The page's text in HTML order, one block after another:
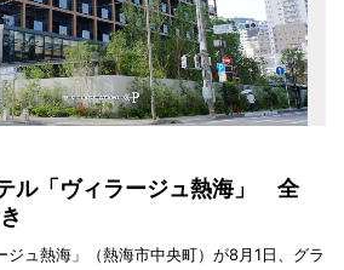
ル「ヴィラージュ熱海」 全
ジュ熱海」（熱海市中央町）が8月1日、グラ